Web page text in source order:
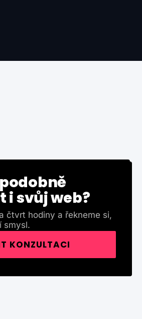
i svůj web?
čtvrt hodiny a řekneme si,
smysl.
KONZULTACI